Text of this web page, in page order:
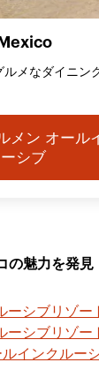
ルメなダイニン
メン オール
ーシブ
の魅力を発見
ーシブリゾー
ーシブリゾー
インクルー